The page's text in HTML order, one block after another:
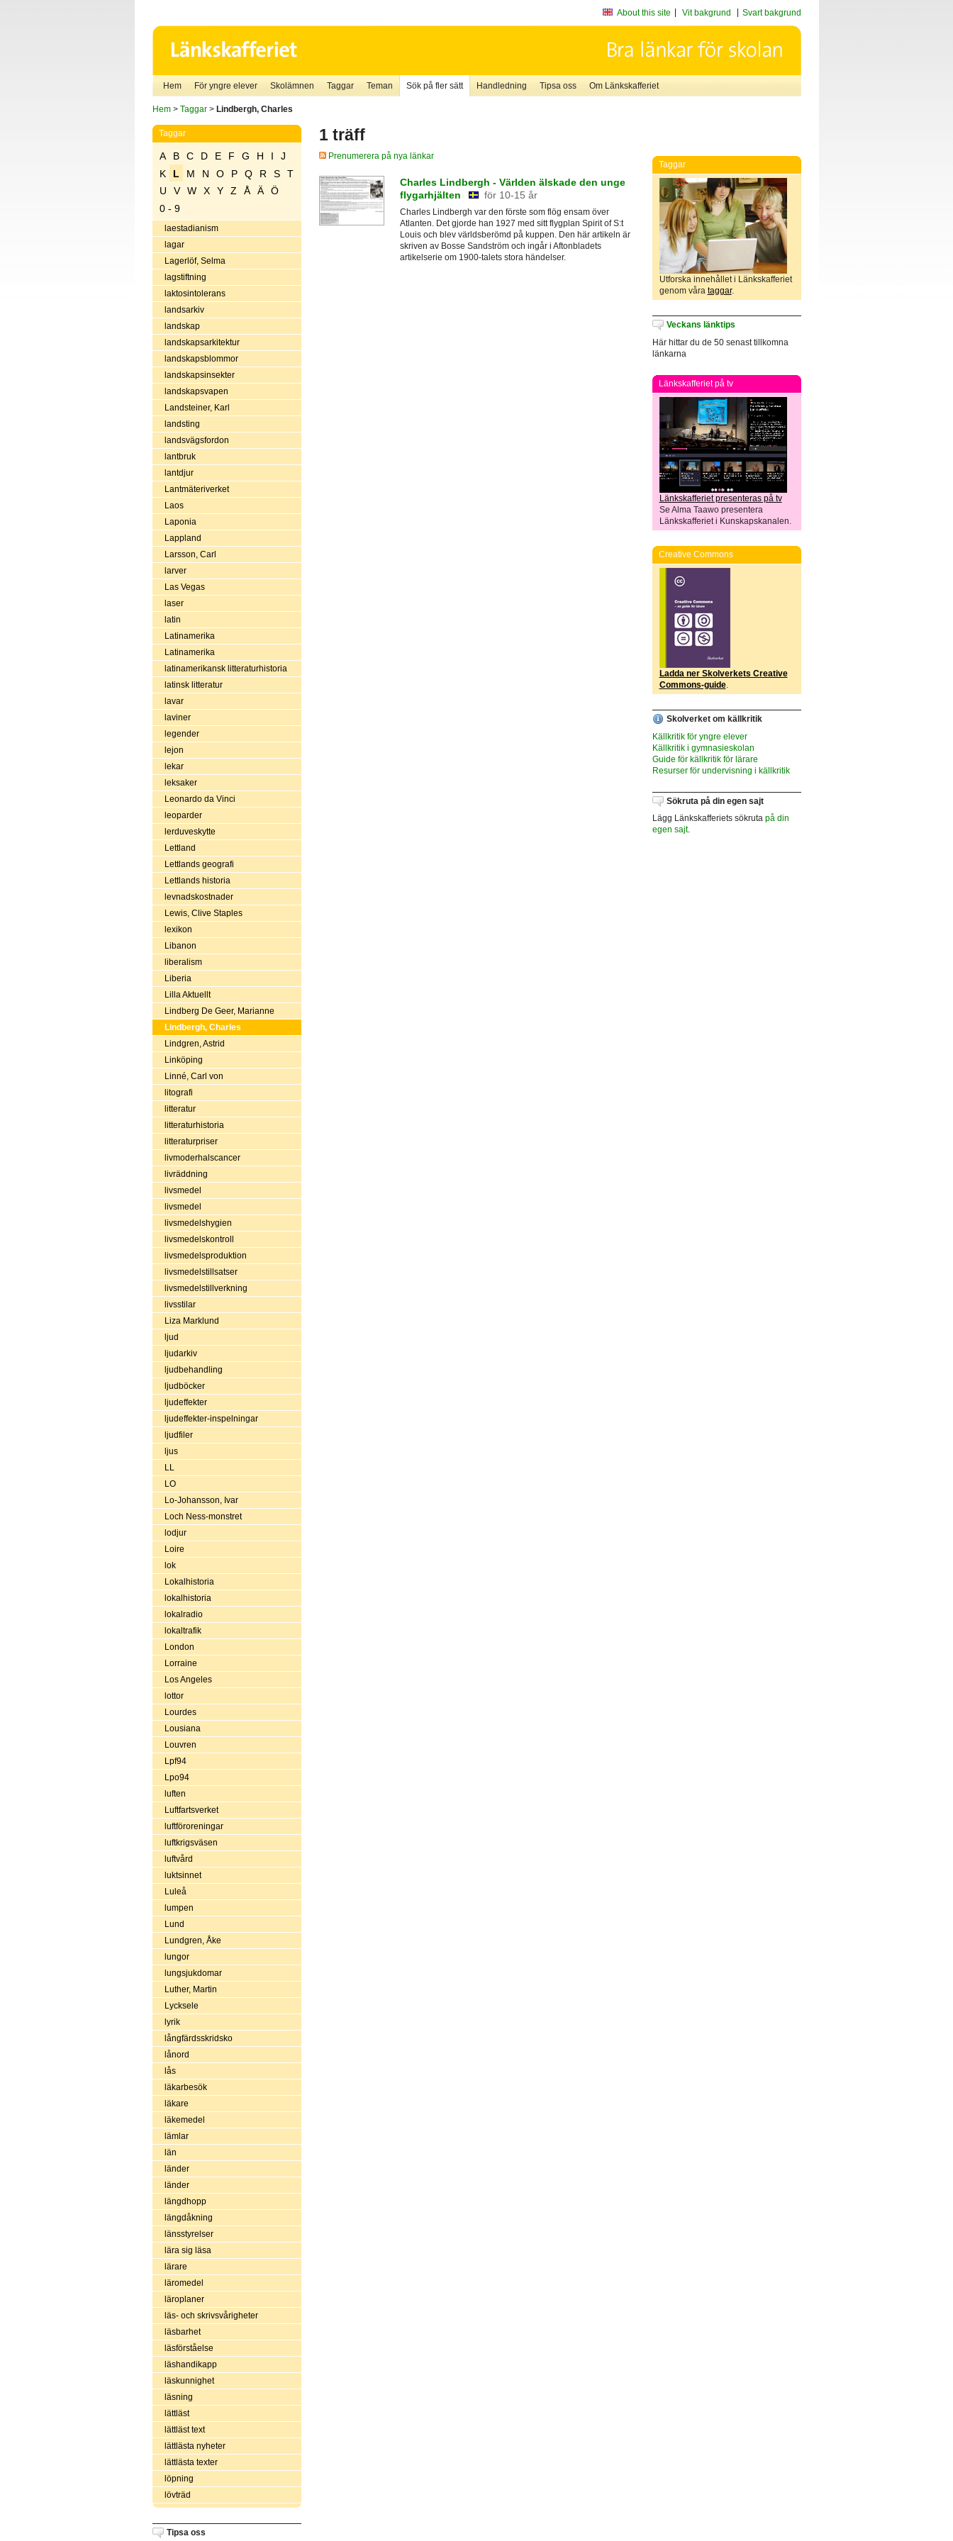
About this site Vit bakgrund Svart bakgrund
Hem För yngre elever Skolämnen Taggar Teman Sök på fler sätt Handledning Tipsa oss Om Länkskafferiet
Hem> Taggar> Lindbergh, Charles
Taggar
A B C D E F G H I
J
K
L M N O P Q R S
T
U
V W X Y Z Å Ä
Ö
0 - 9
laestadianism
lagar
Lagerlöf, Selma
lagstiftning
laktosintolerans
landsarkiv
landskap
landskapsarkitektur
landskapsblommor
landskapsinsekter
landskapsvapen
Landsteiner, Karl
landsting
landsvägsfordon
lantbruk
lantdjur
Lantmäteriverket
Laos
Laponia
Lappland
Larsson, Carl
larver
Las Vegas
laser
latin
Latinamerika
Latinamerika
latinamerikansk litteraturhistoria
latinsk litteratur
lavar
laviner
legender
lejon
lekar
leksaker
Leonardo da Vinci
leoparder
lerduveskytte
Lettland
Lettlands geografi
Lettlands historia
levnadskostnader
Lewis, Clive Staples
lexikon
Libanon
liberalism
Liberia
Lilla Aktuellt
Lindberg De Geer, Marianne
Lindbergh, Charles
Lindgren, Astrid
Linköping
Linné, Carl von
litografi
litteratur
litteraturhistoria
litteraturpriser
livmoderhalscancer
livräddning
livsmedel
livsmedel
livsmedelshygien
livsmedelskontroll
livsmedelsproduktion
livsmedelstillsatser
livsmedelstillverkning
livsstilar
Liza Marklund
ljud
ljudarkiv
ljudbehandling
ljudböcker
ljudeffekter
ljudeffekter-inspelningar
ljudfiler
ljus
LL
LO
Lo-Johansson, Ivar
Loch Ness-monstret
lodjur
Loire
lok
Lokalhistoria
lokalhistoria
lokalradio
lokaltrafik
London
Lorraine
Los Angeles
lottor
Lourdes
Lousiana
Louvren
Lpf94
Lpo94
luften
Luftfartsverket
luftföroreningar
luftkrigsväsen
luftvård
luktsinnet
Luleå
lumpen
Lund
Lundgren, Åke
lungor
lungsjukdomar
Luther, Martin
Lycksele
lyrik
långfärdsskridsko
lånord
lås
läkarbesök
läkare
läkemedel
lämlar
län
länder
länder
längdhopp
längdåkning
länsstyrelser
lära sig läsa
lärare
läromedel
läroplaner
läs- och skrivsvårigheter
läsbarhet
läsförståelse
läshandikapp
läskunnighet
läsning
lättläst
lättläst text
lättlästa nyheter
lättlästa texter
löpning
lövträd
Tipsa oss
1 träff
Prenumerera på nya länkar
Charles Lindbergh - Världen älskade den unge
flygarhjälten
för 10-15 år
Charles Lindbergh var den förste som flög ensam över
Atlanten. Det gjorde han 1927 med sitt flygplan Spirit of S:t
Louis och blev världsberömd på kuppen. Den här artikeln är
skriven av Bosse Sandström och ingår i Aftonbladets
artikelserie om 1900-talets stora händelser.
Taggar
Utforska innehållet i Länkskafferiet
genom våra taggar.
Veckans länktips
Här hittar du de 50 senast tillkomna
länkarna
Länkskafferiet på tv
Länkskafferiet presenteras på tv
Se Alma Taawo presentera
Länkskafferiet i Kunskapskanalen.
Creative Commons
Ladda ner Skolverkets Creative
Commons-guide.
Skolverket om källkritik
Källkritik för yngre elever
Källkritik i gymnasieskolan
Guide för källkritik för lärare
Resurser för undervisning i källkritik
Sökruta på din egen sajt
Lägg Länkskafferiets sökruta på din
egen sajt.